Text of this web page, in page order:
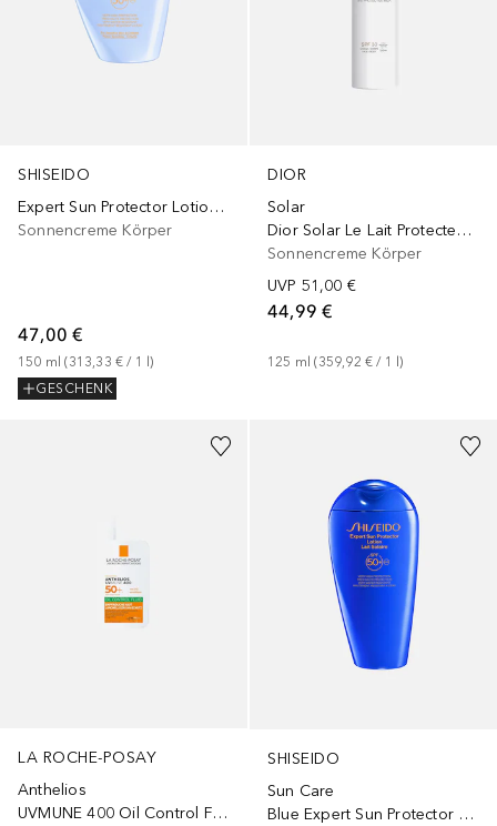
SHISEIDO
Expert Sun Protector Lotion Sensitive SPF 50+
Sonnencreme Körper
47,00 €
150 ml (313,33 € / 1 l)
GESCHENK
DIOR
Solar
Dior Solar Le Lait Protecteur Visage et Corps SPF 30
Sonnencreme Körper
UVP 51,00 €
44,99 €
125 ml (359,92 € / 1 l)
LA ROCHE-POSAY
Anthelios
UVMUNE 400 Oil Control Fluid
SHISEIDO
Sun Care
Blue Expert Sun Protector Lotion SPF50